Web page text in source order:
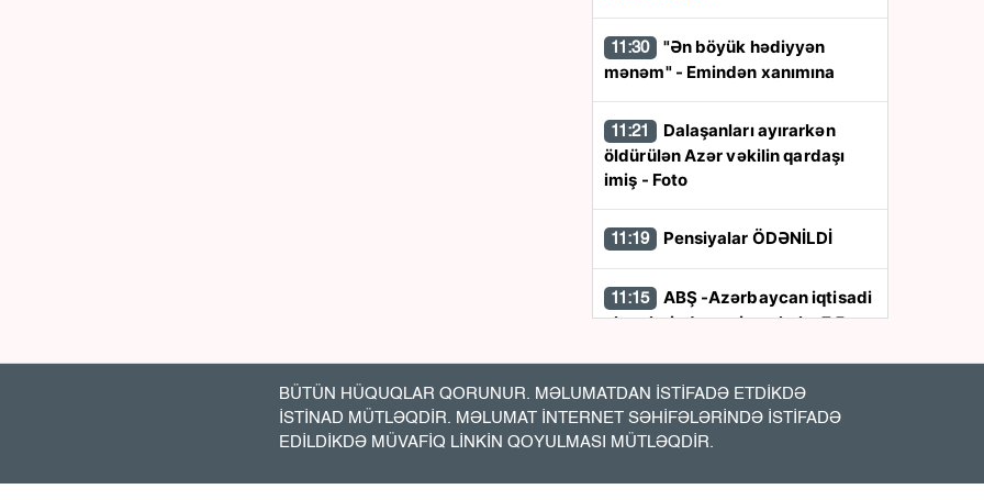
11:30
mənəm" - Emindən xanımına
11:21
öldürülən Azər vəkilin qardaşı
imiş - Foto
11:19 Pensiyalar ÖDƏNİLDİ
11:15
əlaqələrində yeni mərhələ:7,5
edir?
11:02
Təbii qazın qiyməti
bahalaşdı
BÜTÜN HÜQUQLAR QORUNUR. MƏLUMATDAN İSTİFADƏ ETDİKDƏ
İSTİNAD MÜTLƏQDİR. MƏLUMAT İNTERNET SƏHİFƏLƏRİNDƏ İSTİFADƏ
EDİLDİKDƏ MÜVAFİQ LİNKİN QOYULMASI MÜTLƏQDİR.